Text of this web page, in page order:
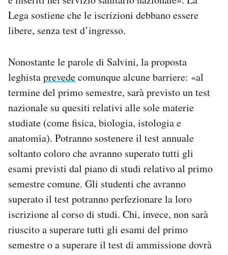
Lega sostiene che le iscrizioni debbano essere
libere, senza test d’ingresso.
Nonostante le parole di Salvini, la proposta
leghistaprevedecomunque alcune barriere: «al
termine del primo semestre, sarà previsto un test
nazionale su quesiti relativi alle sole materie
studiate (come fisica, biologia, istologia e
anatomia). Potranno sostenere il test annuale
soltanto coloro che avranno superato tutti gli
esami previsti dal piano di studi relativo al primo
semestre comune. Gli studenti che avranno
superato il test potranno perfezionare la loro
iscrizione al corso di studi. Chi, invece, non sarà
riuscito a superare tutti gli esami del primo
semestre o a superare il test di ammissione dovrà